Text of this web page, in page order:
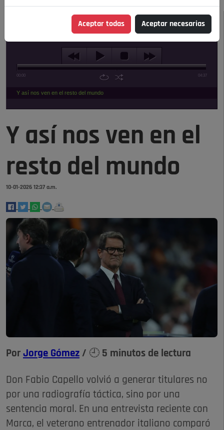
Escucha el audio de esta noticia:
00:00 04:37
Y así nos ven en el resto del mundo
Y así nos ven en el
resto del mundo
10-01-2026 12:37 a.m.
Por Jorge Gómez / 🕘 5 minutos de lectura
Don Fabio Capello volvió a generar titulares no
por una radiografía táctica, sino por una
sentencia moral. En una entrevista reciente con
Marca, el veterano entrenador italiano comparó
Aceptar todas Aceptar necesarias